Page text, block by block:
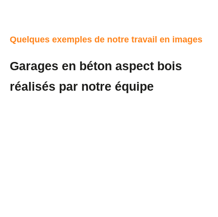
Quelques exemples de notre travail en images
Garages en béton aspect bois
réalisés par notre équipe